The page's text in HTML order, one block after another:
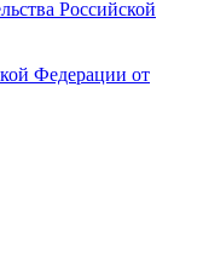
Федерации от